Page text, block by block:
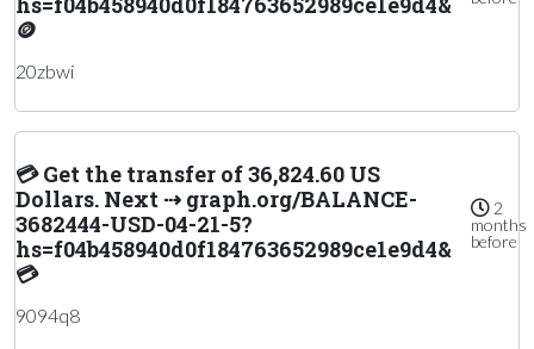
🪙
20zbwi
💳 Get the transfer of 36,824.60 US
Dollars. Next ⇢ graph.org/BALANCE-
3682444-USD-04-21-5?
hs=f04b458940d0f184763652989ce1e9d4&
💳
2
months
before
9094q8